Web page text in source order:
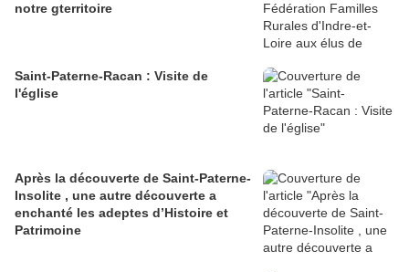
notre gterritoire
Saint-Paterne-Racan : Visite de
l'église
Après la découverte de Saint-Paterne-
Insolite , une autre découverte a
enchanté les adeptes d’Histoire et
Patrimoine